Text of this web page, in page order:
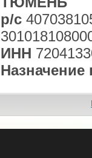
р/с
ИНН
Назначение